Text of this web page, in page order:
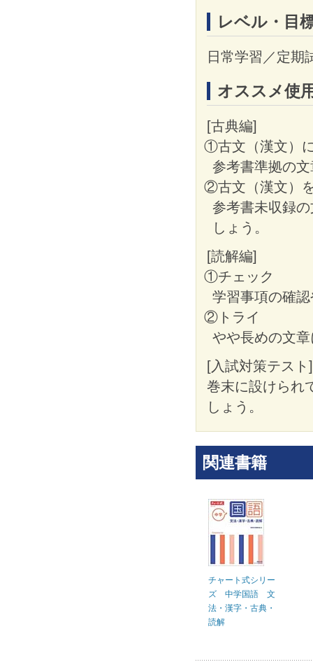
レベル・目
日常学習／定期
オススメ使
[古典編]
①古文（漢文）
参考書準拠の
②古文（漢文）
参考書未収録
しょう。
[読解編]
①チェック
学習事項の確
②トライ
やや長めの文
[入試対策テスト]
巻末に設けられ
しょう。
関連書籍
チャート式シリー
ズ 中学国語 文
法・漢字・古典・
読解